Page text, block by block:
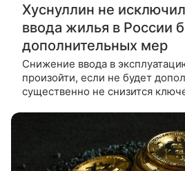
Хуснуллин не
ввода жилья в России
дополнительных мер
Снижение ввода в
произойти, если не будет
существенно не снизится